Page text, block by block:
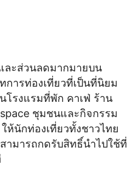
ละส่วนลดมากมายบน
การท่องเที่ยวที่เป็นที่นิยม
โรงแรมที่พัก คาเฟ่ ร้าน
ชุมชนและกิจกรรม
นักท่องเที่ยวทั้งชาวไทย
ามารถกดรับสิทธิ์นำไปใช้ที่